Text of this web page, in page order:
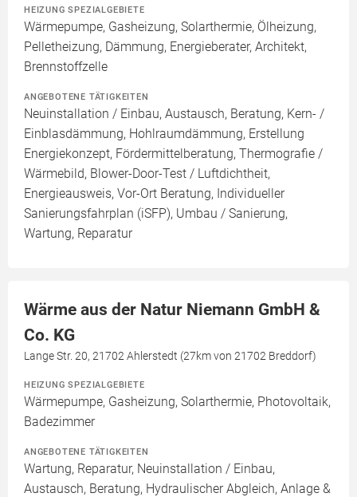
HEIZUNG SPEZIALGEBIETE
Wärmepumpe, Gasheizung, Solarthermie, Ölheizung,
Pelletheizung, Dämmung, Energieberater, Architekt,
Brennstoffzelle
ANGEBOTENE TÄTIGKEITEN
Neuinstallation / Einbau, Austausch, Beratung, Kern- /
Einblasdämmung, Hohlraumdämmung, Erstellung
Energiekonzept, Fördermittelberatung, Thermografie /
Wärmebild, Blower-Door-Test / Luftdichtheit,
Energieausweis, Vor-Ort Beratung, Individueller
Sanierungsfahrplan (iSFP), Umbau / Sanierung,
Wartung, Reparatur
Wärme aus der Natur Niemann GmbH &
Co. KG
Lange Str. 20, 21702 Ahlerstedt (27km von 21702 Breddorf)
HEIZUNG SPEZIALGEBIETE
Wärmepumpe, Gasheizung, Solarthermie, Photovoltaik,
Badezimmer
ANGEBOTENE TÄTIGKEITEN
Wartung, Reparatur, Neuinstallation / Einbau,
Austausch, Beratung, Hydraulischer Abgleich, Anlage &